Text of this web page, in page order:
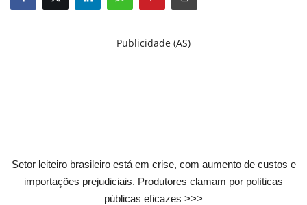
Cotações
Publicidade (AS)
Setor leiteiro brasileiro está em crise, com aumento de custos e
importações prejudiciais. Produtores clamam por políticas
públicas eficazes >>>